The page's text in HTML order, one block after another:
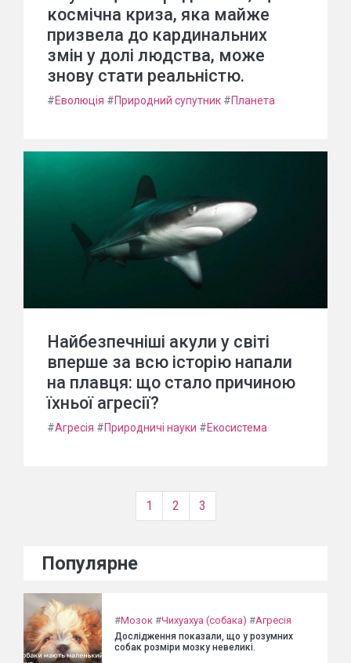
космічна криза, яка майже
призвела до кардинальних
змін у долі людства, може
знову стати реальністю.
#Еволюція #Природний супутник #Планета
Найбезпечніші акули у світі
вперше за всю історію напали
на плавця: що стало причиною
їхньої агресії?
#Агресія #Природничі науки #Екосистема
1 2 3
Популярне
#Мозок #Чихуахуа (собака) #Агресія
Дослідження показали, що у розумних
собак розміри мозку невеликі.